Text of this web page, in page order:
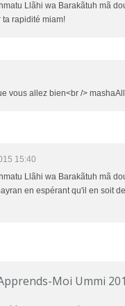
Llãhi wa Barakãtuh mã
ta rapidité miam!
vous allez bien<br />
15:40
Llãhi wa Barakãtuh mã
en espérant qu'il en soit
Moi Ummi